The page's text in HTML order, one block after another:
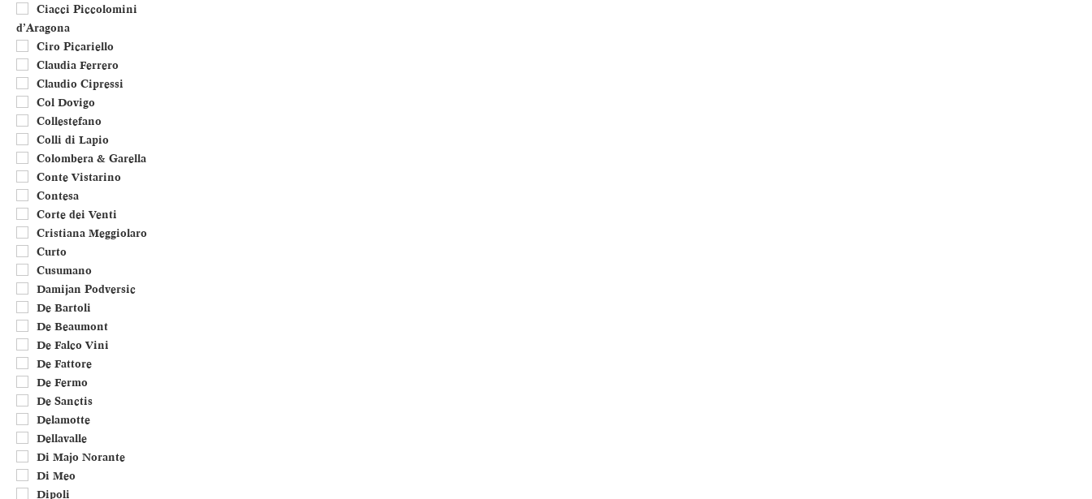
Ciacci Piccolomini
d’Aragona
Ciro Picariello
Claudia Ferrero
Claudio Cipressi
Col Dovigo
Collestefano
Colli di Lapio
Colombera & Garella
Conte Vistarino
Contesa
Corte dei Venti
Cristiana Meggiolaro
Curto
Cusumano
Damijan Podversic
De Bartoli
De Beaumont
De Falco Vini
De Fattore
De Fermo
De Sanctis
Delamotte
Dellavalle
Di Majo Norante
Di Meo
Dipoli